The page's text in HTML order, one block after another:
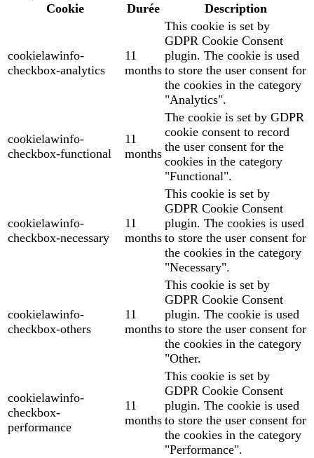
Cookie
Durée Description
cookielawinfo-
checkbox-analytics
11
months
This cookie is set by
GDPR Cookie Consent
plugin. The cookie is used
to store the user consent for
the cookies in the category
"Analytics".
cookielawinfo-
checkbox-functional
11
months
The cookie is set by GDPR
cookie consent to record
the user consent for the
cookies in the category
"Functional".
cookielawinfo-
checkbox-necessary
11
months
This cookie is set by
GDPR Cookie Consent
plugin. The cookies is used
to store the user consent for
the cookies in the category
"Necessary".
cookielawinfo-
checkbox-others
11
months
This cookie is set by
GDPR Cookie Consent
plugin. The cookie is used
to store the user consent for
the cookies in the category
"Other.
cookielawinfo-
checkbox-
performance
11
months
This cookie is set by
GDPR Cookie Consent
plugin. The cookie is used
to store the user consent for
the cookies in the category
"Performance".